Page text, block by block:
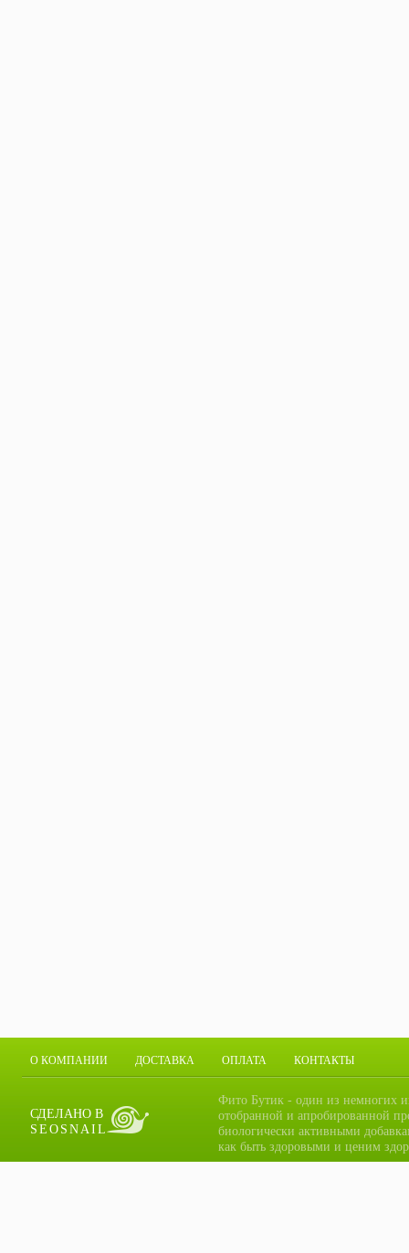
О КОМПАНИИ ДОСТАВКА ОПЛАТА КОНТАКТЫ
СДЕЛАНО В
SEOSNAIL
Фито Бутик - один из немногих
отобранной и апробированной
биологически активными
как быть здоровыми и ценим